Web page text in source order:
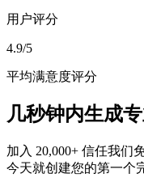
用户评分
4.9/5
平均满意度评分
几秒钟内生成
加入 20,000+ 信任我们
今天就创建您的第一个